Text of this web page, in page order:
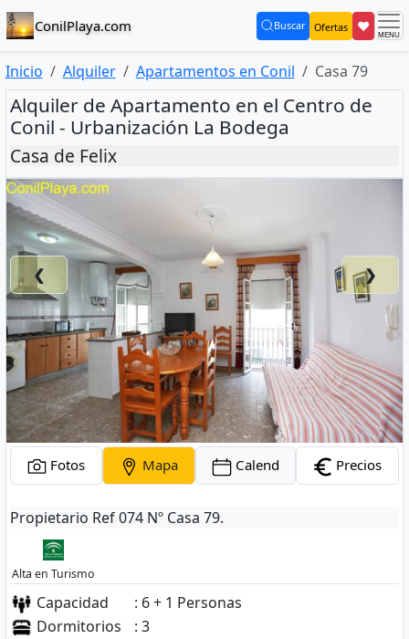
ConilPlaya.com Buscar
(current) Ofertas ❤
Inicio Alquiler Apartamentos en Conil Casa 79
Alquiler de Apartamento en el Centro de
Conil - Urbanización La Bodega
Casa de Felix
❮ ❯
Fotos Mapa Calend Precios
Propietario Ref 074 Nº Casa 79.
Alta en Turismo
Capacidad
: 6 + 1 Personas
Dormitorios
: 3